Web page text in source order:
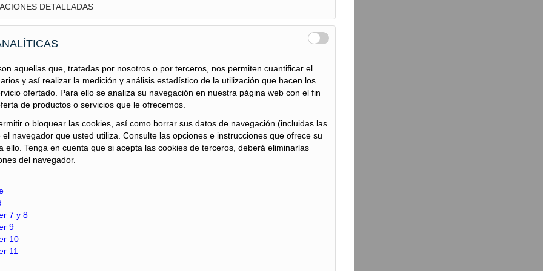
S.A.U., TERRATEST GROUP, S.L. y TERRATEST
con los acreedores para alcanzar un plan de
artículos 585 y siguientes del Real Decreto Legislativo
de la Ley Concursal (el“TRLC” o la“Ley
25 de marzo de 2024, el Juzgado de lo Mercantil nº 19 de
por un plazo adicional de tres meses.
procede a anunciar en la página web de las Sociedades
“Propuesta”).
con su documentación anexa, se ha depositado en la
5, 28006 Madrid, en la que se podrá proceder a su revisión
copia del Plan de Reestructuración y la documentación
correo electrónico:
legitimación.
DETALLADAS
aquellas que, tratadas por nosotros o por terceros, nos permiten cuantificar el
y así realizar la medición y análisis estadístico de la utilización que hacen los
ofertado. Para ello se analiza su navegación en nuestra página web con el fin
de productos o servicios que le ofrecemos.
o bloquear las cookies, así como borrar sus datos de navegación (incluidas las
el navegador que usted utiliza. Consulte las opciones e instrucciones que ofrece su
ello. Tenga en cuenta que si acepta las cookies de terceros, deberá eliminarlas
del navegador.
7 y 8
9
10
11